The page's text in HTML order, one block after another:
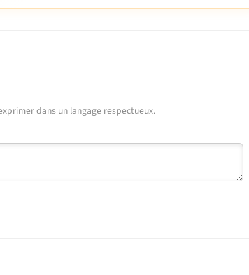
dans un langage respectueux.